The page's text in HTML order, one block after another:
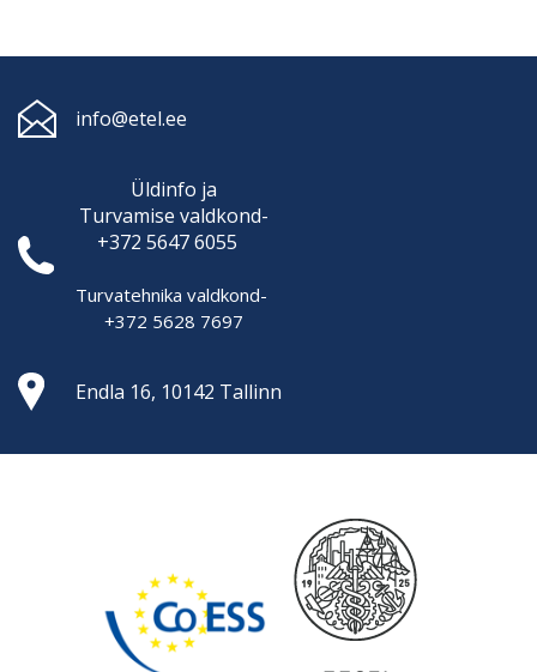
info@etel.ee
Üldinfo ja
Turvamise valdkond-
+372 5647 6055
Turvatehnika valdkond-
+372 5628 7697
Endla 16, 10142 Tallinn